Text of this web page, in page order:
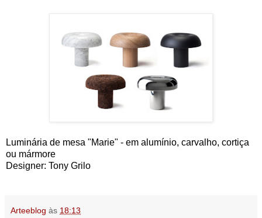
Luminária de mesa "Marie" - em alumínio, carvalho, cortiça
ou mármore
Designer: Tony Grilo
Arteeblog às 18:13